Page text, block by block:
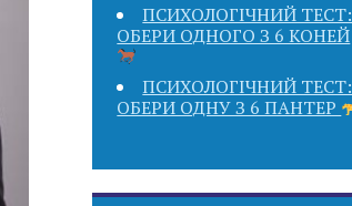
ПСИХОЛОГІЧНИЙ ТЕСТ:
ОБЕРИ ОДНОГО З 6 КОНЕЙ
ПСИХОЛОГІЧНИЙ ТЕСТ:
ОБЕРИ ОДНУ З 6 ПАНТЕР